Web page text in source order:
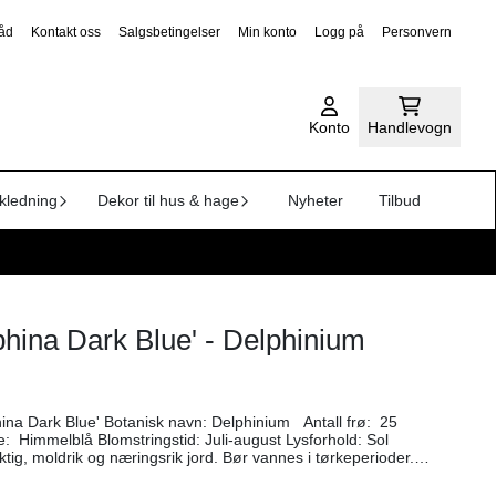
Kontakt oss Salgsbetingelser Min konto Logg på Personvern
Konto Handlevogn
Dekor til hus & hage Nyheter Tilbud
Dark Blue' - Delphinium